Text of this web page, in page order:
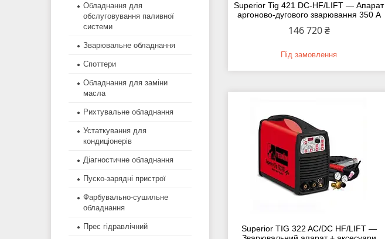
Superior Tig 421 DC-HF/LIFT — Апарат
аргоново-дугового зварювання 350 А
146 720 ₴
Під замовлення
Superior TIG 322 AC/DC HF/LIFT —
Обладнання для
обслуговування паливної
системи
Зварювальне обладнання
Споттери
Обладнання для заміни
масла
Рихтувальне обладнання
Устаткування для
кондиціонерів
Діагностичне обладнання
Пуско-зарядні пристрої
Фарбувально-сушильне
обладнання
Прес гідравлічний